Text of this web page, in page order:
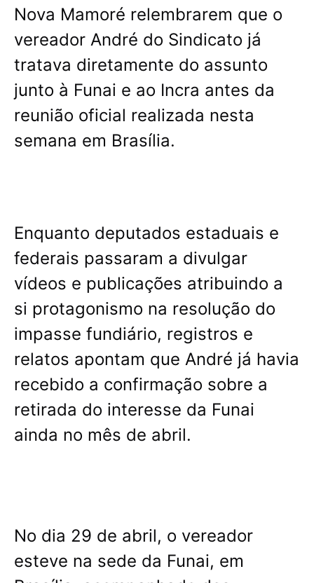
Nova Mamoré relembrarem que o
vereador André do Sindicato já
tratava diretamente do assunto
junto à Funai e ao Incra antes da
reunião oficial realizada nesta
semana em Brasília.
Enquanto deputados estaduais e
federais passaram a divulgar
vídeos e publicações atribuindo a
si protagonismo na resolução do
impasse fundiário, registros e
relatos apontam que André já havia
recebido a confirmação sobre a
retirada do interesse da Funai
ainda no mês de abril.
No dia 29 de abril, o vereador
esteve na sede da Funai, em